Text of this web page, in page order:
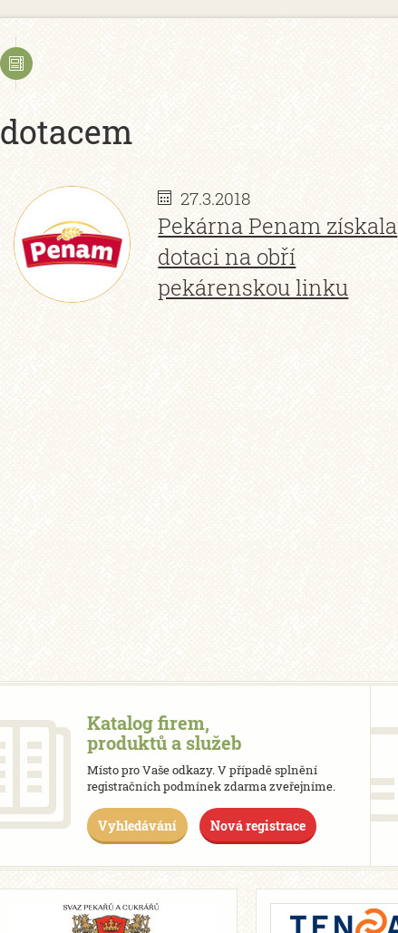
dotacem
27.3.2018
Pekárna Penam získala
dotaci na obří
pekárenskou linku
Katalog firem,
produktů a služeb
Místo pro Vaše odkazy. V případě splnění
registračních podmínek zdarma zveřejníme.
Vyhledávání Nová registrace